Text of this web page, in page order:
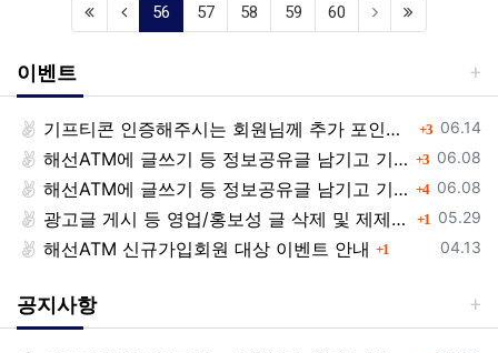
56 (current)
57 58 59 60
이벤트
등록일
06.14
기프티콘 인증해주시는 회원님께 추가 포인트 쏩니다!! 3댓글
등록일
06.08
해선ATM에 글쓰기 등 정보공유글 남기고 기프티콘 받자! 3댓글
등록일
06.08
해선ATM에 글쓰기 등 정보공유글 남기고 기프티콘 받자! 4댓글
등록일
05.29
광고글 게시 등 영업/홍보성 글 삭제 및 제제대상입니다. 1댓글
등록일
04.13
해선ATM 신규가입회원 대상 이벤트 안내 1
공지사항